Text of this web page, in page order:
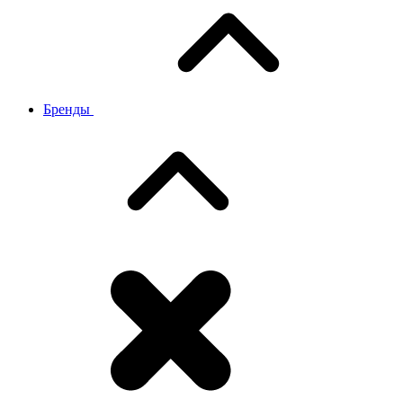
Бренды